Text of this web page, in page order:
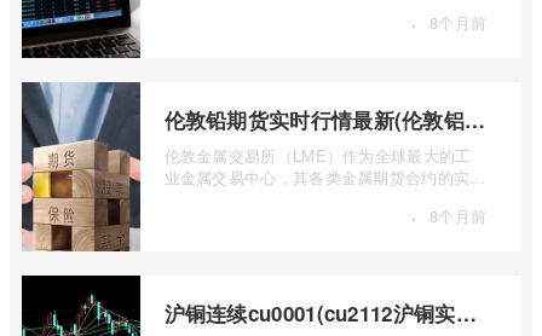
· 8个月前
伦敦铅期货实时行情最新(伦敦铝锡期货实时行情)
伦敦金属交易所（LME）作为全球最大的工
业金属交易中心，其各类金属期货合约的实时
· 8个月前
沪铜连续cu0001(cu2112沪铜实时行情)